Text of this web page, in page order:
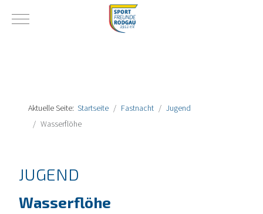
Mobile Menu Toggle
Aktuelle Seite: Startseite Fastnacht
Jugend
Wasserflöhe
JUGEND
Wasserflöhe